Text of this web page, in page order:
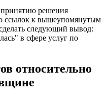
решения
ссылок к вышеупомянутым
следующий вывод:
в сфере услуг по
относительно